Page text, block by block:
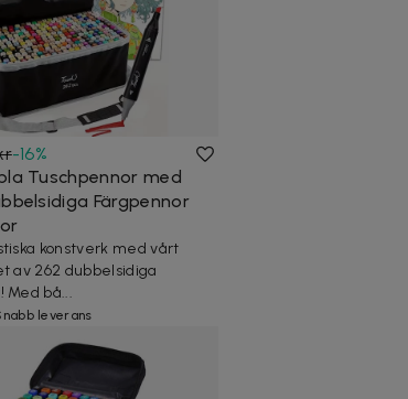
-16%
Tuschpennor med
Färgpennor
konstverk med vårt
av 262 dubbelsidiga
Med bå...
leverans